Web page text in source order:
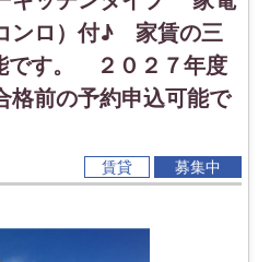
ンロ）付♪ 家賃の三
です。 ２０２７年度
格前の予約申込可能で
賃貸 募集中